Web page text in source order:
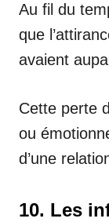
Au fil du
que
avaient
Cette perte
ou
d’une
10. Les